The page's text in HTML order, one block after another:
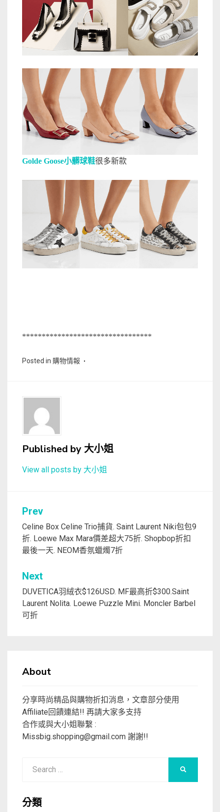
Golde Goose小髒球鞋很多新款
*********************************
Posted in 購物情報
Published by大小姐
View all posts by 大小姐
文
章
導
Prev
Celine Box Celine Trio捕貨. Saint Laurent Niki包包9
折. Loewe Max Mara價差超大75折. Shopbop折扣
最後一天. NEOM香氛蠟燭7折
Next
DUVETICA羽絨衣$126USD. MF最高折$300.Saint
Laurent Nolita. Loewe Puzzle Mini. Moncler Barbel
可折
About
分享時尚精品與購物折扣消息，文章部分使用
Affiliate回饋連結!! 再請大家多支持
合作或與大小姐聯繫 :
Missbig.shopping@gmail.com 謝謝!!
分類